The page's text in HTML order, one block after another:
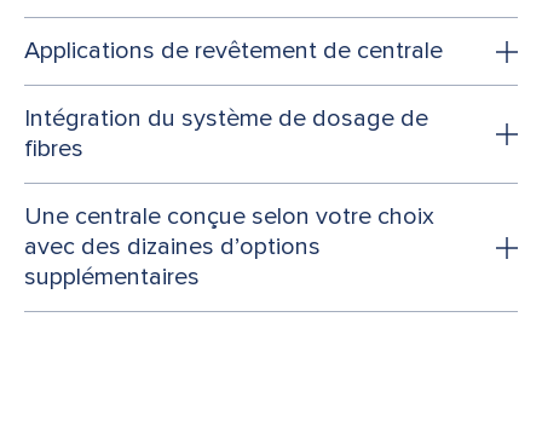
Applications de revêtement de centrale
Intégration du système de dosage de
fibres
Une centrale conçue selon votre choix
avec des dizaines d’options
supplémentaires